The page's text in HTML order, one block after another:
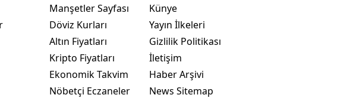
Manşetler Sayfası
Döviz Kurları
Altın Fiyatları
Kripto Fiyatları
Ekonomik Takvim
Nöbetçi Eczaneler
Künye
Yayın İlkeleri
Gizlilik Politikası
İletişim
Haber Arşivi
News Sitemap